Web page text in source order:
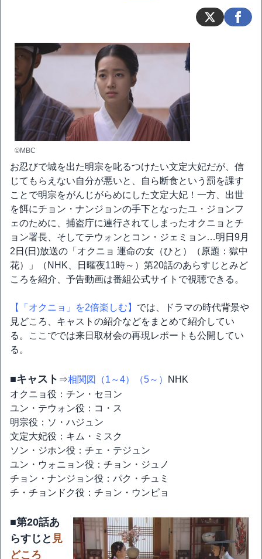
©MBC
お忍びで城を出た明宗を叱るつけたい文定大妃だが、信
じてもらえない自分が悪いと、自ら断食という罰を課す
ことで明宗をがんじがらめにした文定大妃！一方、出世
を餌にチョン・ナンジョンの手下となったユ・ジョンフ
ェのために、捕盗庁に連行されてしまったオクニョとチ
ョン署長、そしてテウォンとコン・ジェミョン…明日9月
2日(日)放送の「オクニョ 運命の女（ひと）（原題：獄中
花）」（NHK、日曜夜11時～）第20話のあらすじとみど
ころを紹介、予告動画は番組公式サイトで視聴できる。
【「オクニョ」を2倍楽しむ】 では、ドラマの時代背景や
見どころ、キャストの紹介などをまとめて紹介してい
る。ここででは来日取材会の再現レポートも公開してい
る。
■キャスト ⇒相関図（1～4） （5～）
NHK
オクニョ役：チン・セヨン
ユン・テウォン役：コ・ス
明宗役：ソ・ハジュン
文定大妃役：キム・ミスク
ソン・ジホン役：チェ・テジュン
ユン・ウォニョン役：チョン・ジュノ
チョン・ナンジョン役：パク・チュミ
チ・チョンドク役：チョン・ウンピョ
■第20話あ
らすじと 見
どころ